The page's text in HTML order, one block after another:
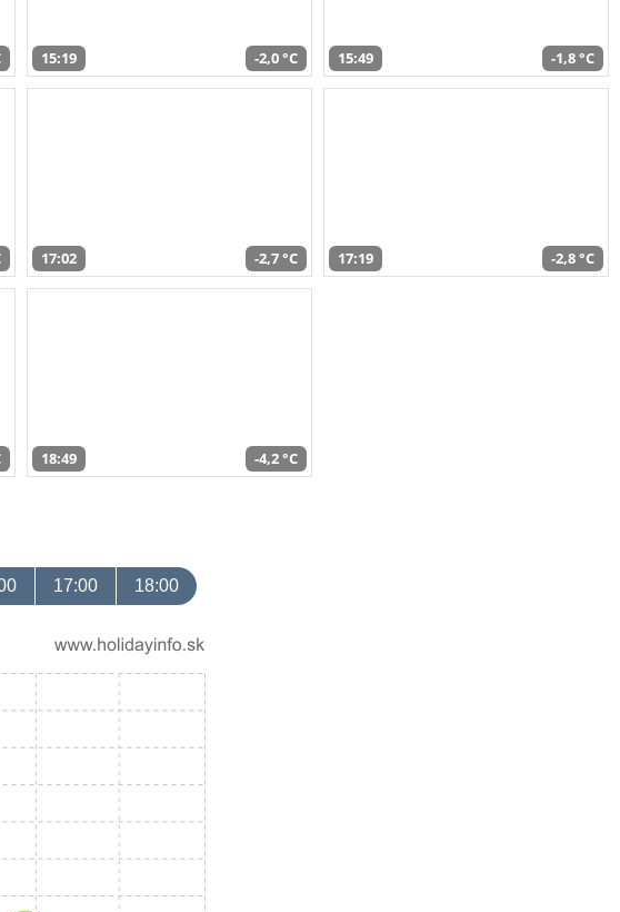
15:19 -2,0 °C 15:49 -1,8 °C
17:02 -2,7 °C 17:19 -2,8 °C
18:49 -4,2 °C
17:00 18:00